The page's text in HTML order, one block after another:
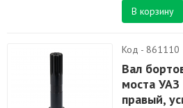
В корзину
Код - 861110
Вал
моста
правый,